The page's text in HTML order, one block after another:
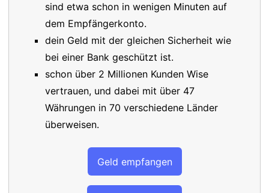
sind etwa schon in wenigen Minuten auf
dem Empfängerkonto.
dein Geld mit der gleichen Sicherheit wie
bei einer Bank geschützt ist.
schon über 2 Millionen Kunden Wise
vertrauen, und dabei mit über 47
Währungen in 70 verschiedene Länder
überweisen.
Geld empfangen